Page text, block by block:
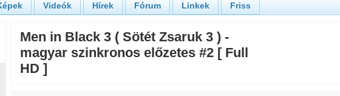
Videók Hírek Fórum Linkek Friss
Men in Black 3 ( Sötét Zsaruk 3 ) -
magyar szinkronos előzetes #2 [ Full
HD ]